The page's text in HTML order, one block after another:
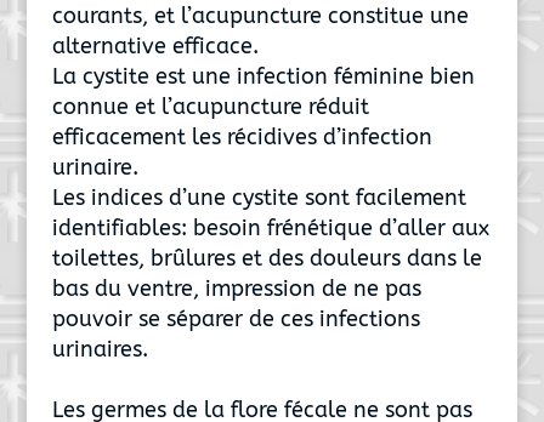
courants, et l’acupuncture constitue une
alternative efficace.
La cystite est une infection féminine bien
connue et l’acupuncture réduit
efficacement les récidives d’infection
urinaire.
Les indices d’une cystite sont facilement
identifiables: besoin frénétique d’aller aux
toilettes, brûlures et des douleurs dans le
bas du ventre, impression de ne pas
pouvoir se séparer de ces infections
urinaires.
Les germes de la flore fécale ne sont pas